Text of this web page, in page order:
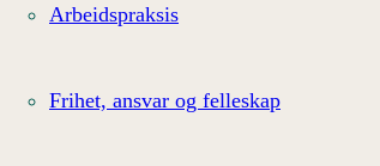
Arbeidspraksis
Frihet, ansvar og felleskap